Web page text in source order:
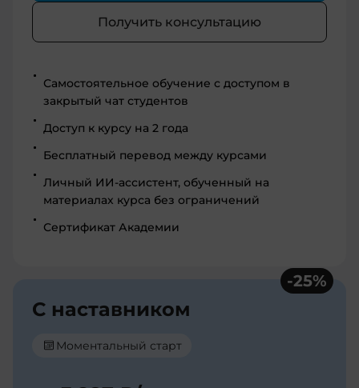
Получить консультацию
Самостоятельное обучение с доступом в
закрытый чат студентов
Доступ к курсу на 2 года
Бесплатный перевод между курсами
Личный ИИ-ассистент, обученный на
материалах курса без ограничений
Сертификат Академии
-25%
С наставником
Моментальный старт